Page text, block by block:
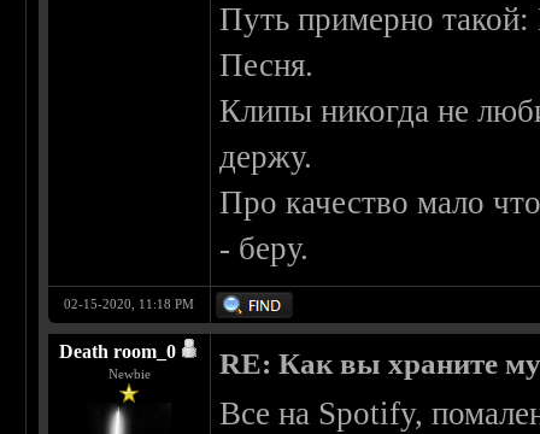
Путь примерно
Песня.
Клипы никогда не
держу.
Про качество мало
- беру.
02-15-2020, 11:18 PM
Death room_0
Newbie RE: Как вы храните
Все на Spotify,